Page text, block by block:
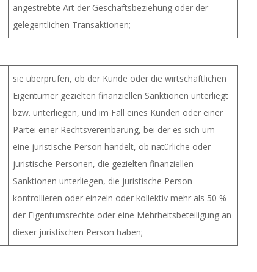
angestrebte Art der Geschäftsbeziehung oder der
gelegentlichen Transaktionen;
sie überprüfen, ob der Kunde oder die wirtschaftlichen
Eigentümer gezielten finanziellen Sanktionen unterliegt
bzw. unterliegen, und im Fall eines Kunden oder einer
Partei einer Rechtsvereinbarung, bei der es sich um
eine juristische Person handelt, ob natürliche oder
juristische Personen, die gezielten finanziellen
Sanktionen unterliegen, die juristische Person
kontrollieren oder einzeln oder kollektiv mehr als 50 %
der Eigentumsrechte oder eine Mehrheitsbeteiligung an
dieser juristischen Person haben;